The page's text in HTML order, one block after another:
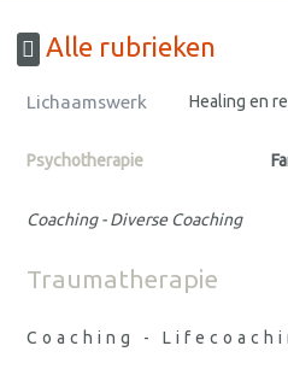
Alle rubrieken
Lichaamswerk Healing en
Psychotherapie
Coaching - Diverse Coaching
Traumatherapie
Coaching -